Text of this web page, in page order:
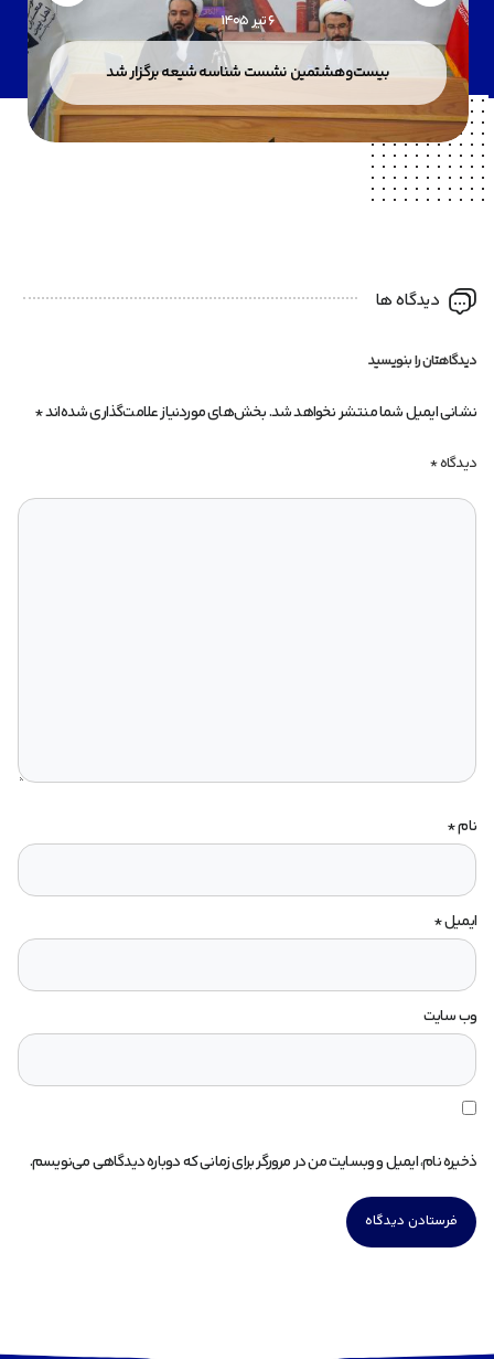
6 تیر 1405
بیست‌وهشتمین نشست شناسه شیعه برگزار شد
دیدگاه ها
دیدگاهتان را بنویسید
نشانی ایمیل شما منتشر نخواهد شد.بخش‌های موردنیاز علامت‌گذاری شده‌اند*
دیدگاه*
نام*
ایمیل*
وب‌ سایت
ذخیره نام، ایمیل و وبسایت من در مرورگر برای زمانی که دوباره دیدگاهی می‌نویسم.